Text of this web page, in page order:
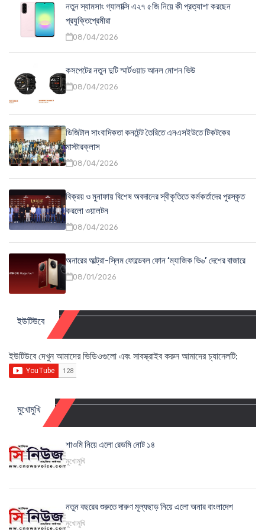
নতুন স্যামসাং গ্যালাক্সি এ২৭ ৫জি নিয়ে কী প্রত্যাশা করছেন
প্রযুক্তিপ্রেমীরা
08/04/2026
কসপেটের নতুন দুটি স্মার্টওয়াচ আনল মোশন ভিউ
08/04/2026
ডিজিটাল সাংবাদিকতা কনটেন্ট তৈরিতে এনএসইউতে টিকটকের
মাস্টারক্লাস
08/04/2026
বিক্রয় ও মুনাফায় বিশেষ অবদানের স্বীকৃতিতে কর্মকর্তাদের পুরস্কৃত
করলো ওয়ালটন
08/04/2026
অনারের আল্ট্রা-স্লিম ফোল্ডেবল ফোন ‘ম্যাজিক ভি৬’ দেশের বাজারে
08/01/2026
ইউটিউবে
ইউটিউবে দেখুন আমাদের ভিডিওগুলো এবং সাবস্ক্রাইব করুন আমাদের চ্যানেলটি:
মুখোমুখি
শাওমি নিয়ে এলো রেডমি নোট ১৪
মুখোমুখি
নতুন বছরের শুরুতে দারুণ মূল্যছাড় নিয়ে এলো অনার বাংলাদেশ
মুখোমুখি